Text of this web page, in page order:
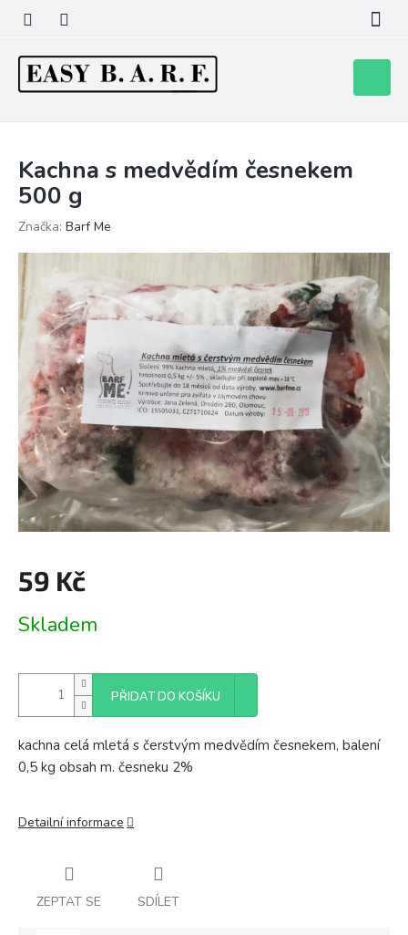
obsah
košík
Kachna s medvědím česnekem
500 g
Značka: Barf Me
59 Kč
cena:
Skladem
PŘIDAT DO KOŠÍKU
kachna celá mletá s čerstvým medvědím česnekem, balení
0,5 kg obsah m. česneku 2%
Detailní informace
ZEPTAT SE SDÍLET